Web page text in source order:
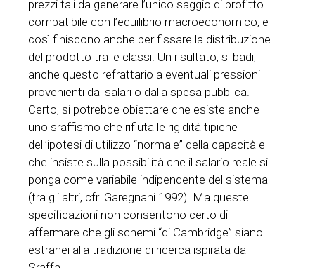
prezzi tali da generare l’unico saggio di profitto
compatibile con l’equilibrio macroeconomico, e
così finiscono anche per fissare la distribuzione
del prodotto tra le classi. Un risultato, si badi,
anche questo refrattario a eventuali pressioni
provenienti dai salari o dalla spesa pubblica.
Certo, si potrebbe obiettare che esiste anche
uno sraffismo che rifiuta le rigidità tipiche
dell’ipotesi di utilizzo “normale” della capacità e
che insiste sulla possibilità che il salario reale si
ponga come variabile indipendente del sistema
(tra gli altri, cfr. Garegnani 1992). Ma queste
specificazioni non consentono certo di
affermare che gli schemi “di Cambridge” siano
estranei alla tradizione di ricerca ispirata da